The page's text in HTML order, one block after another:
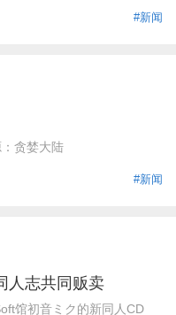
#新闻
贪婪大陆
#新闻
人志共同贩卖
馆初音ミク的新同人CD